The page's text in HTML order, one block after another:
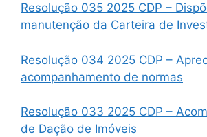
Resolução 035 2025 CDP –
manutenção da Carteira de
Resolução 034 2025 CDP –
acompanhamento de normas
Resolução 033 2025 CDP –
de Dação de Imóveis